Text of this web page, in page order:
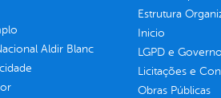
Aldir Blanc
Estrutura
Inicio
LGPD e
Licitações e
Obras Públicas